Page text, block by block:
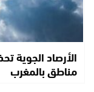
الأرصاد الجوية
مناطق بالمغرب